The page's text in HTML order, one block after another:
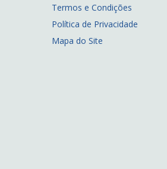
Termos e Condições
Política de Privacidade
Mapa do Site